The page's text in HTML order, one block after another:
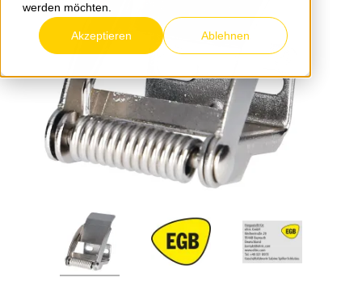
werden möchten.
Akzeptieren Ablehnen